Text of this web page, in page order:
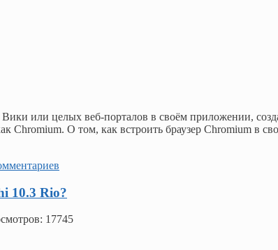
или целых веб-порталов в своём приложении,
Chromium. О том, как встроить браузер Chromium в
10.3 Rio?
17745